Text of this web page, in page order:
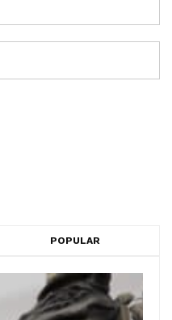
POPULAR